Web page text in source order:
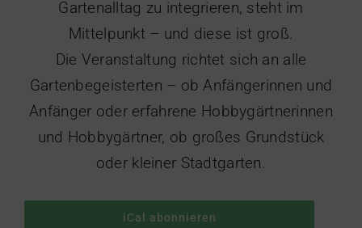
Gartenalltag zu integrieren, steht im
Mittelpunkt – und diese ist groß.
Die Veranstaltung richtet sich an alle
Gartenbegeisterten – ob Anfängerinnen und
Anfänger oder erfahrene Hobbygärtnerinnen
und Hobbygärtner, ob großes Grundstück
oder kleiner Stadtgarten.
iCal abonnieren